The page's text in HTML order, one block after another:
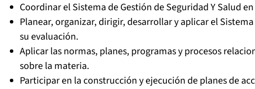
Coordinar el Sistema de Gestión de Seguridad Y Salud
Planear, organizar, dirigir, desarrollar y aplicar el
su evaluación.
Aplicar las normas, planes, programas y procesos
sobre la materia.
Participar en la construcción y ejecución de planes de